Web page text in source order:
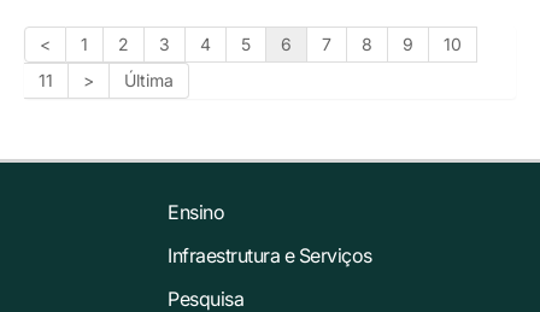
< 1 2 3 4 5 6 7 8 9
10
11
> Última
Ensino
Infraestrutura e Serviços
Pesquisa